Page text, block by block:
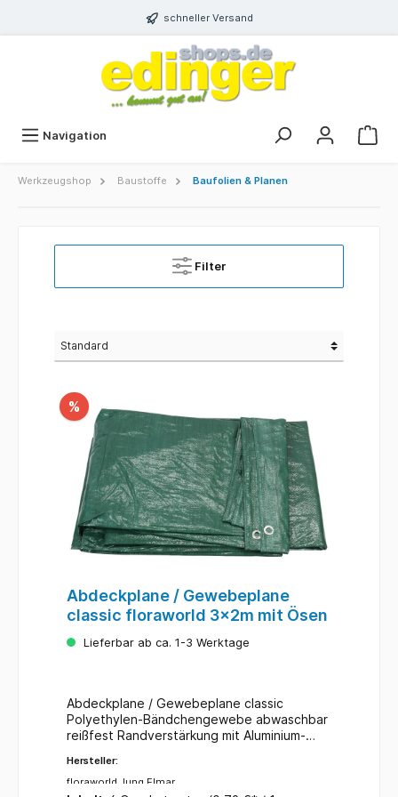
schneller Versand
Navigation
Werkzeugshop Baustoffe Baufolien & Planen
Filter
%
Abdeckplane / Gewebeplane
classic floraworld 3x2m mit Ösen
Lieferbar ab ca. 1-3 Werktage
Abdeckplane / Gewebeplane classic
Polyethylen-Bändchengewebe abwaschbar
reißfest Randverstärkung mit Aluminium-
Abdecken von Fahrrädern, Motorrädern,
PKW-Anhängern, Kinderspielgeräten,
Hersteller:
floraworld Jung Elmar